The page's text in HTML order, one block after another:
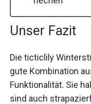
Unser Fazit
Die ticticlily
gute Kombination
Funktionalität. Sie
sind auch